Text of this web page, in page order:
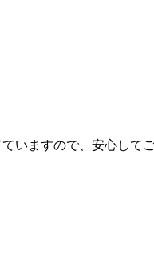
いますので、安心してご